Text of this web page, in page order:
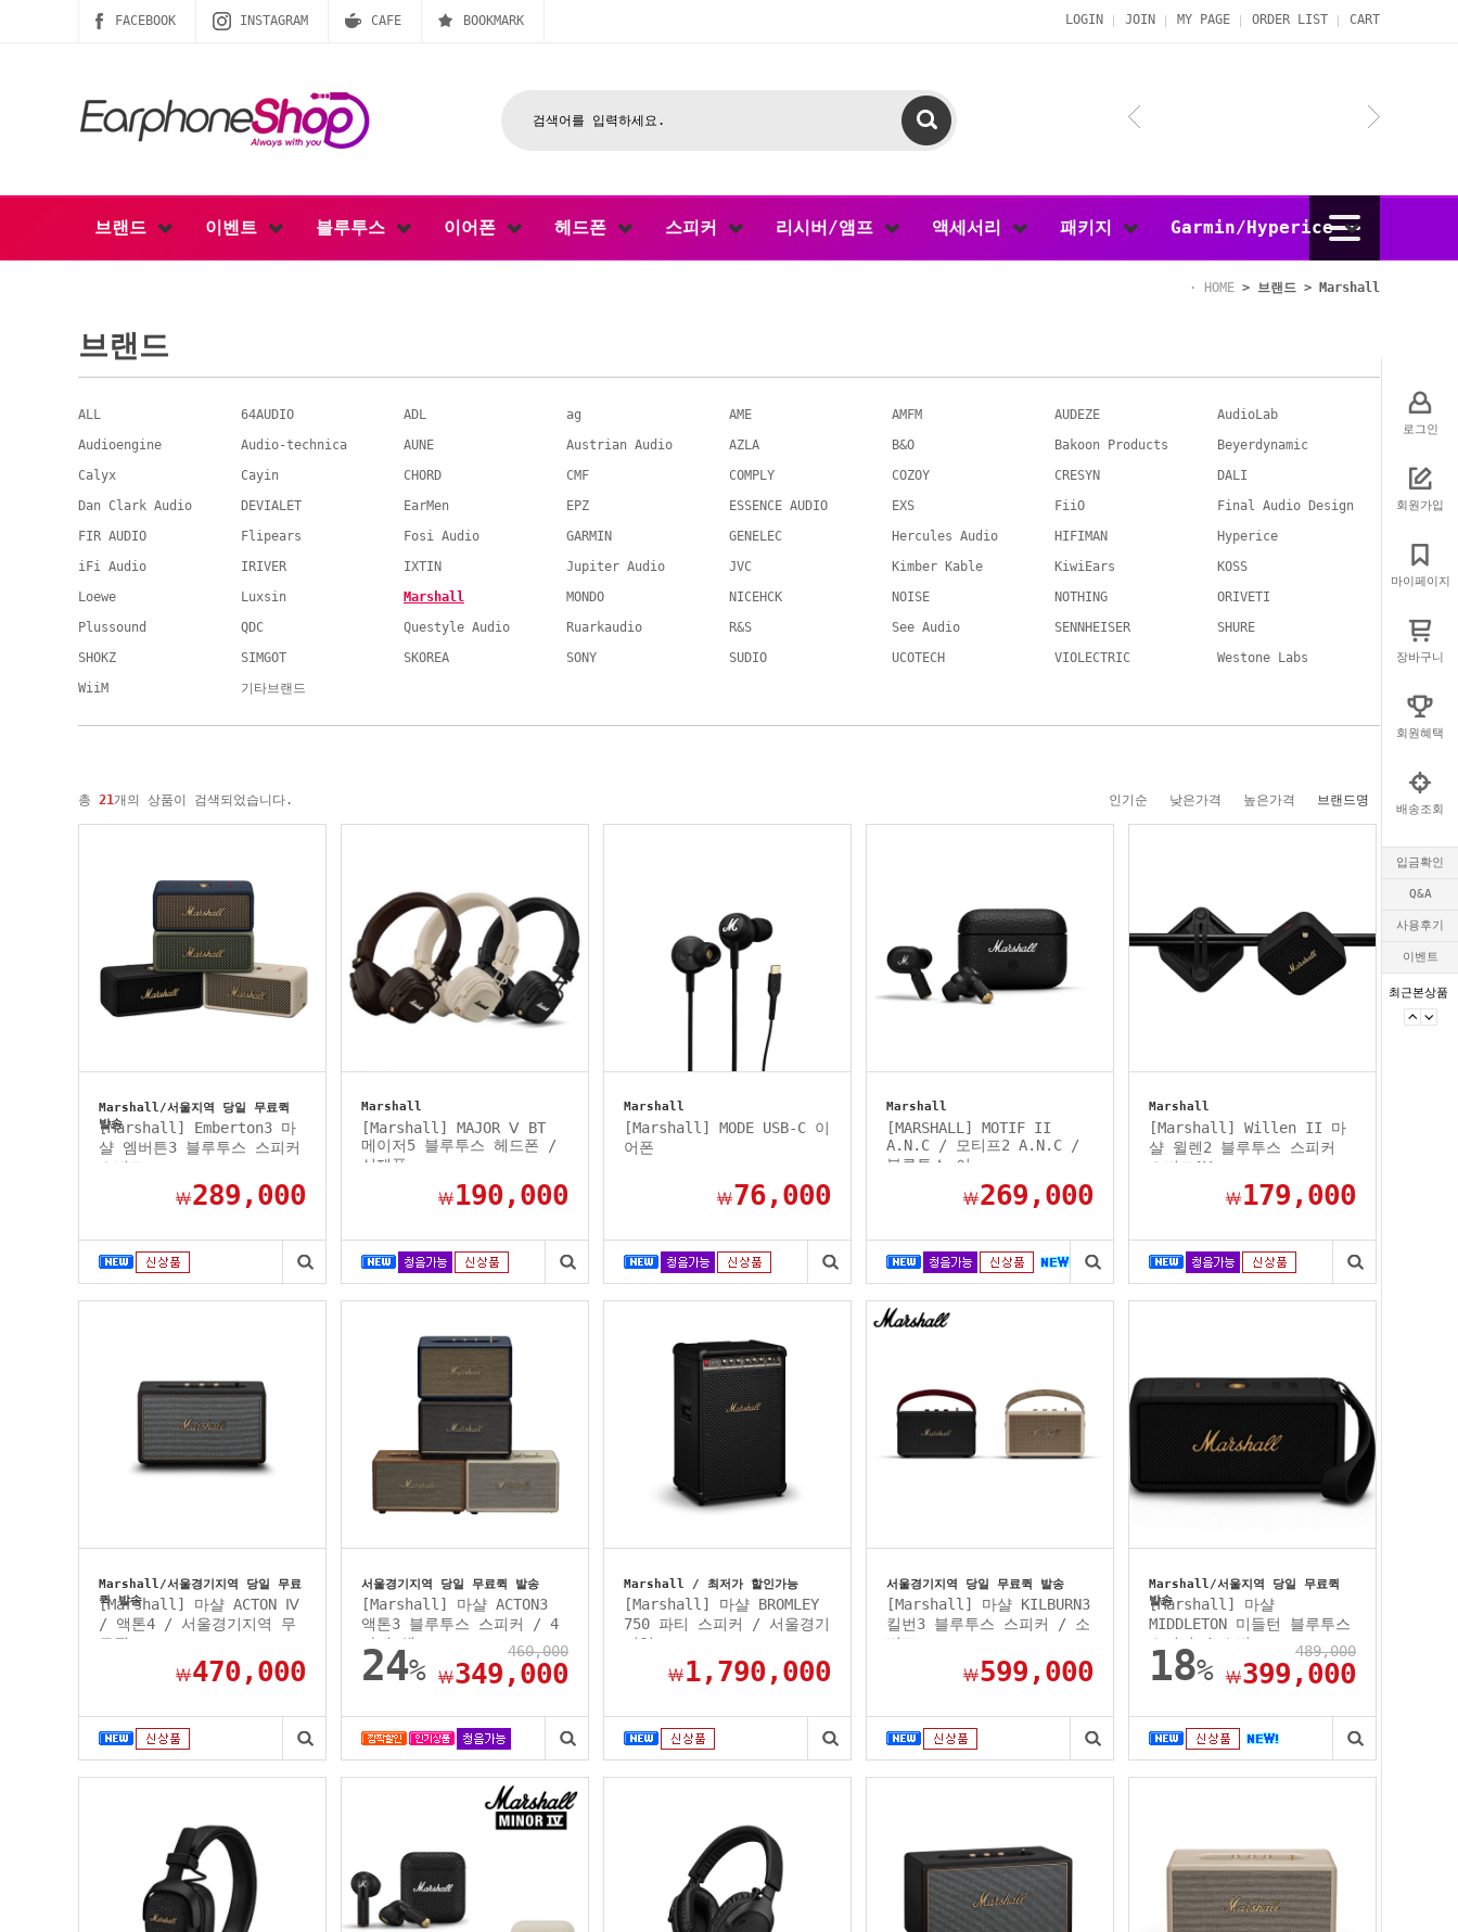
로그인
회원가입
마이페이지
장바구니
회원혜택
배송조회
입금확인
Q&A
사용후기
이벤트
최근본상품
FACEBOOK INSTAGRAM CAFE BOOKMARK LOGIN JOIN MY PAGE ORDER LIST CART
브랜드 이벤트 블루투스 이어폰 헤드폰 스피커 리시버/앰프 액세서리 패키지 Garmin/Hyperice
HOME > 브랜드 > Marshall
브랜드
ALL 64AUDIO ADL ag AME AMFM AUDEZE
AudioLab
Audioengine
Audio-technica AUNE Austrian Audio AZLA B&O Bakoon Products
Beyerdynamic
Calyx
Cayin CHORD CMF COMPLY COZOY CRESYN
DALI
Dan Clark Audio
DEVIALET EarMen EPZ ESSENCE AUDIO EXS FiiO
Final Audio Design
FIR AUDIO
Flipears Fosi Audio GARMIN GENELEC Hercules Audio HIFIMAN
Hyperice
iFi Audio
IRIVER IXTIN Jupiter Audio JVC Kimber Kable KiwiEars
KOSS
Loewe
Luxsin Marshall MONDO NICEHCK NOISE NOTHING
ORIVETI
Plussound
QDC Questyle Audio Ruarkaudio R&S See Audio SENNHEISER
SHURE
SHOKZ
SIMGOT SKOREA SONY SUDIO UCOTECH VIOLECTRIC
Westone Labs
WiiM
기타브랜드
총 21개의 상품이 검색되었습니다. 인기순 낮은가격 높은가격 브랜드명
Marshall/서울지역 당일 무료퀵
발송
[Marshall] Emberton3 마
샬 엠버튼3 블루투스 스피커
소비코...
￦289,000
Marshall
[Marshall] MAJOR Ⅴ BT
메이저5 블루투스 헤드폰 /
신제품...
￦190,000
Marshall
[Marshall] MODE USB-C 이
어폰
￦76,000
Marshall
[MARSHALL] MOTIF II
A.N.C / 모티프2 A.N.C /
블루투스 이...
￦269,000
Marshall
[Marshall] Willen II 마
샬 윌렌2 블루투스 스피커
소비코AV...
￦179,000
Marshall/서울경기지역 당일 무료
퀵 발송
[Marshall] 마샬 ACTON Ⅳ
/ 액톤4 / 서울경기지역 무
료퀵...
￦470,000
서울경기지역 당일 무료퀵 발송
[Marshall] 마샬 ACTON3
액톤3 블루투스 스피커 / 4
가지 색...
24%
460,000
￦349,000
Marshall / 최저가 할인가능
[Marshall] 마샬 BROMLEY
750 파티 스피커 / 서울경기
지역...
￦1,790,000
서울경기지역 당일 무료퀵 발송
[Marshall] 마샬 KILBURN3
킬번3 블루투스 스피커 / 소
비코...
￦599,000
Marshall/서울지역 당일 무료퀵
발송
[Marshall] 마샬
MIDDLETON 미들턴 블루투스
스피커 / 소비...
18%
489,000
￦399,000